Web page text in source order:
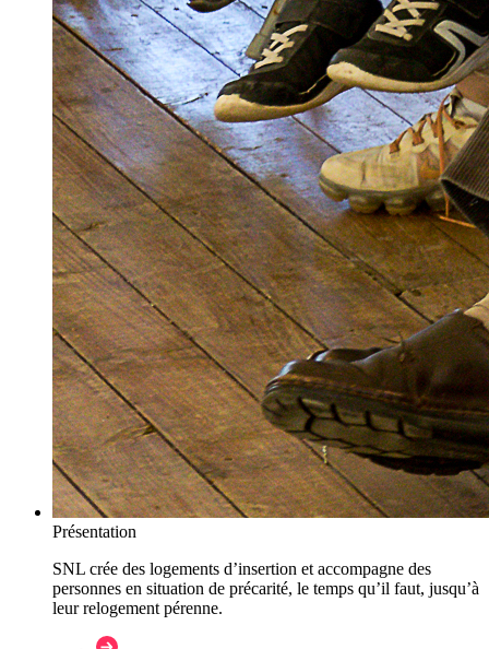
Présentation
SNL crée des logements d’insertion et accompagne des
personnes en situation de précarité, le temps qu’il faut, jusqu’à
leur relogement pérenne.